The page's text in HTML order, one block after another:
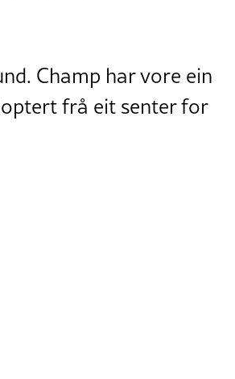
Champ har vore ein
frå eit senter for